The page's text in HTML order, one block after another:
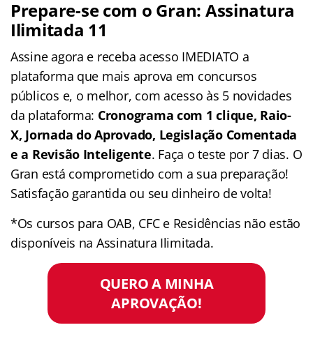
Prepare-se com o Gran: Assinatura
Ilimitada 11
Assine agora e receba acesso IMEDIATO a
plataforma que mais aprova em concursos
públicos e, o melhor, com acesso às 5 novidades
da plataforma: Cronograma com 1 clique, Raio-
X, Jornada do Aprovado, Legislação Comentada
e a Revisão Inteligente. Faça o teste por 7 dias. O
Gran está comprometido com a sua preparação!
Satisfação garantida ou seu dinheiro de volta!
*Os cursos para OAB, CFC e Residências não estão
disponíveis na Assinatura Ilimitada.
QUERO A MINHA
APROVAÇÃO!